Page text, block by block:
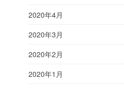
2020年4月
2020年3月
2020年2月
2020年1月